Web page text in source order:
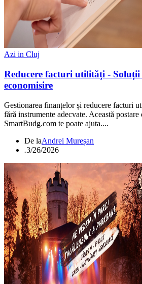
Azi in Cluj
Reducere facturi utilități - Soluții
economisire
Gestionarea finanțelor și reducere facturi
fără instrumente adecvate. Această
SmartBudg.com te poate ajuta....
De laAndrei Mureșan
.3/26/2026